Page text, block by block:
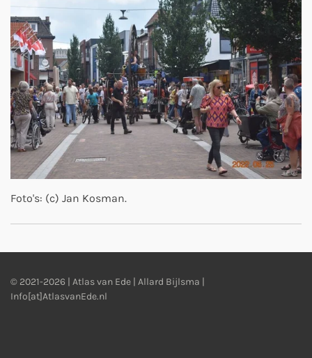
Foto's: (c) Jan Kosman.
© 2021-2026 | Atlas van Ede | Allard Bijlsma |
Info[at]AtlasvanEde.nl